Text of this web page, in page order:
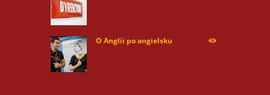
O Anglii po angielsku